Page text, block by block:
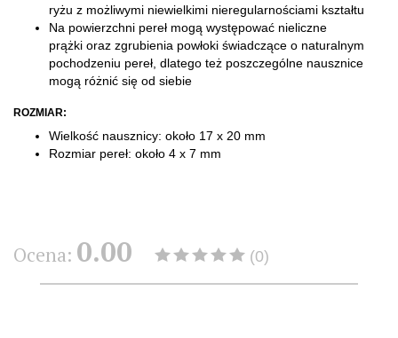
ryżu z możliwymi niewielkimi nieregularnościami kształtu
Na powierzchni pereł mogą występować nieliczne
prążki oraz zgrubienia powłoki świadczące o naturalnym
pochodzeniu pereł, dlatego też poszczególne nausznice
mogą różnić się od siebie
ROZMIAR:
Wielkość nausznicy: około 17 x 20 mm
Rozmiar pereł: około 4 x 7 mm
Ocena: 0.00 (0)